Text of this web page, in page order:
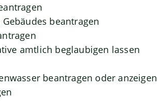
beantragen
amtlich beglaubigen lassen
beantragen oder anzeigen